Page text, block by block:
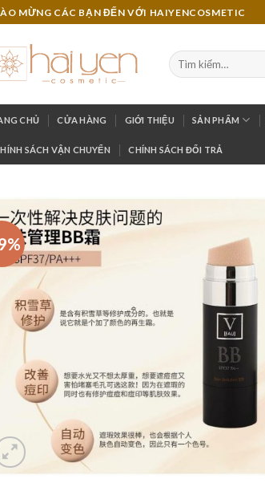
MỪNG CÁC BẠN ĐẾN VỚI HAIYENCOSMETIC
CHỦ CỬA HÀNG GIỚI THIỆU SẢN PHẨM
SÁCH VẬN CHUYỂN CHÍNH SÁCH ĐỔI TRẢ
Add to
Wishlist